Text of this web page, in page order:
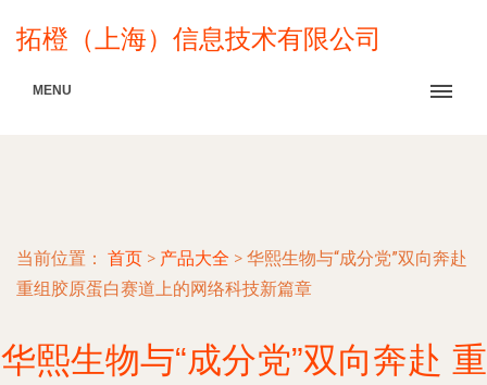
拓橙（上海）信息技术有限公司
MENU
当前位置： 首页 > 产品大全 > 华熙生物与“成分党”双向奔赴
重组胶原蛋白赛道上的网络科技新篇章
华熙生物与“成分党”双向奔赴 重